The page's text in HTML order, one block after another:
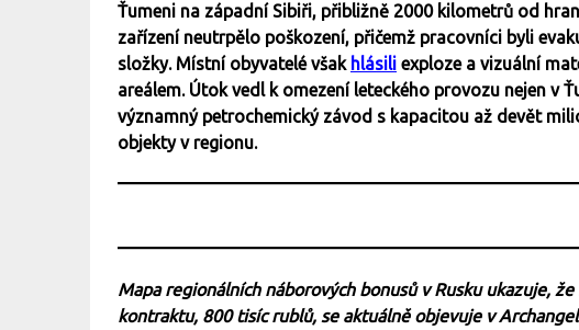
Ťumeni na západní Sibiři, přibližně 2000 kilometrů od
zařízení neutrpělo poškození, přičemž pracovníci byli
složky. Místní obyvatelé však hlásili exploze a vizuální
areálem. Útok vedl k omezení leteckého provozu nejen v
významný petrochemický závod s kapacitou až devět
objekty v regionu.
Mapa regionálních náborových bonusů v Rusku ukazuje,
kontraktu, 800 tisíc rublů, se aktuálně objevuje v